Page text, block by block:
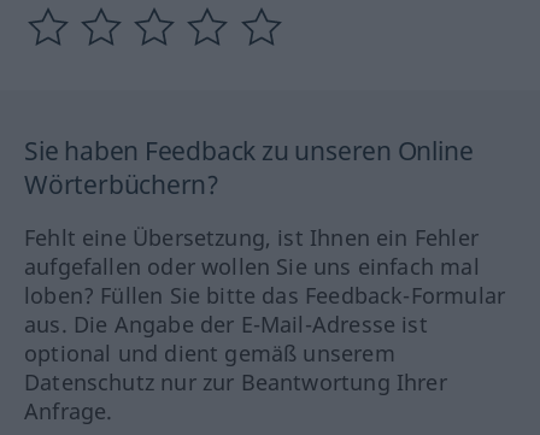
Sie haben Feedback zu unseren Online
Wörterbüchern?
Fehlt eine Übersetzung, ist Ihnen ein Fehler
aufgefallen oder wollen Sie uns einfach mal
loben? Füllen Sie bitte das Feedback-Formular
aus. Die Angabe der E-Mail-Adresse ist
optional und dient gemäß unserem
Datenschutz nur zur Beantwortung Ihrer
Anfrage.